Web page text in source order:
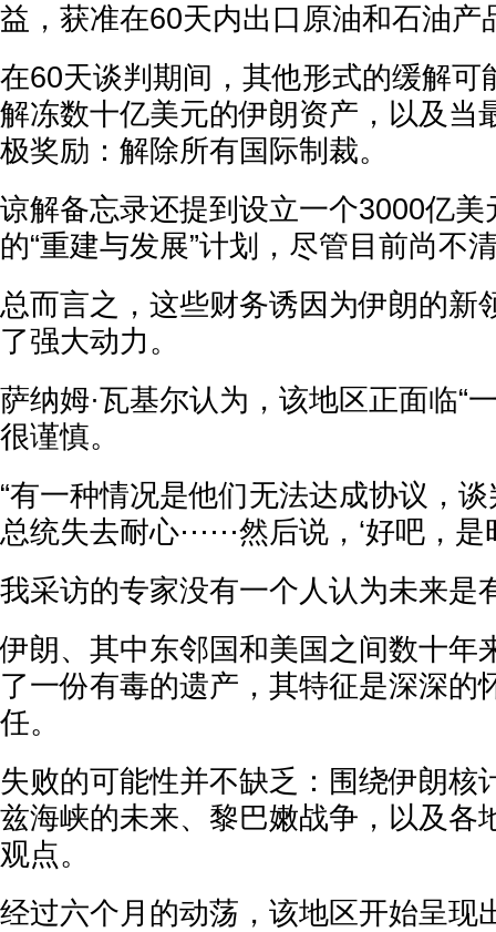
益，获准在60天内出口原油和石油产
在60天谈判期间，其他形式的缓解可
解冻数十亿美元的伊朗资产，以及当
极奖励：解除所有国际制裁。
谅解备忘录还提到设立一个3000亿
的“重建与发展”计划，尽管目前尚不
总而言之，这些财务诱因为伊朗的新
了强大动力。
萨纳姆·瓦基尔认为，该地区正面临“
很谨慎。
“有一种情况是他们无法达成协议，
总统失去耐心⋯⋯然后说，‘好吧，是
我采访的专家没有一个人认为未来是
伊朗、其中东邻国和美国之间数十年
了一份有毒的遗产，其特征是深深的
任。
失败的可能性并不缺乏：围绕伊朗核
兹海峡的未来、黎巴嫩战争，以及各
观点。
经过六个月的动荡，该地区开始呈现